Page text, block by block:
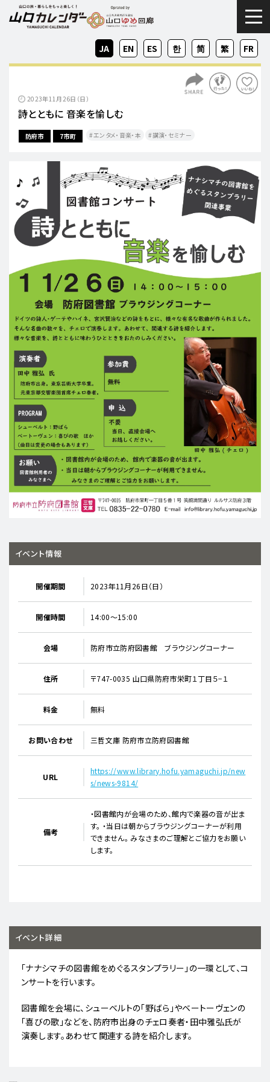
ZH-
CN
ZH-
TW
EN FR
JA KO
ES
2023年11月26日（日）
詩とともに 音楽を愉しむ
防府市 7市町 エンタメ・音楽・本 講演・セミナー
イベント情報
開催期間 2023年11月26日（日）
開催時間 14:00～15:00
会場 防府市立防府図書館 ブラウジングコーナー
住所 〒747-0035 山口県防府市栄町１丁目５−１
料金 無料
お問い合わせ 三哲文庫 防府市立防府図書館
URL
https://www.library.hofu.yamaguchi.jp/new
s/news-9814/
備考
・図書館内が会場のため、館内で楽器の音が出ま
す。 ・当日は朝からブラウジングコーナーが利用
できません。 みなさまのご理解とご協力をお願い
します。
イベント詳細
「ナナシマチの図書館をめぐるスタンプラリー」の一環として、コ
ンサートを行います。
図書館を会場に、シューベルトの「野ばら」やベートーヴェンの
「喜びの歌」などを、防府市出身のチェロ奏者・田中雅弘氏が
演奏します。あわせて関連する詩を紹介します。